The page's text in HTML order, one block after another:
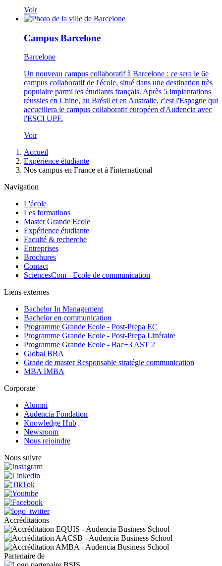
Voir
Campus Barcelone
Barcelone
Un nouveau campus collaboratif à Barcelone : ce sera le 6e
campus collaboratif de l'école, situé dans une destination très
populaire parmi les étudiants français. Après 5 implantations
réussies en Chine, au Brésil et en Australie, c'est l'Espagne qui
accueillera le campus collaboratif européen d'Audencia avec
l'ESCI UPF.
Voir
d'Ariane
Accueil
Expérience étudiante
Nos campus en France et à l'international
Navigation
L'école
Les formations
Master Grande Ecole
Expérience étudiante
Faculté & recherche
Entreprises
Brochures
Contact
SciencesCom - Ecole de communication
Liens externes
Bachelor In Management
Bachelor en communication
Programme Grande Ecole - Post-Prepa EC
Programme Grande Ecole - Post-Prepa Littéraire
Programme Grande Ecole - Bac+3 AST 2
Global BBA
Grade de master Responsable stratégie communication
MBA IMBA
Corporate
Alumni
Audencia Fondation
Knowledge Hub
Newsroom
Nous rejoindre
Nous suivre
Accréditations
Partenaire de